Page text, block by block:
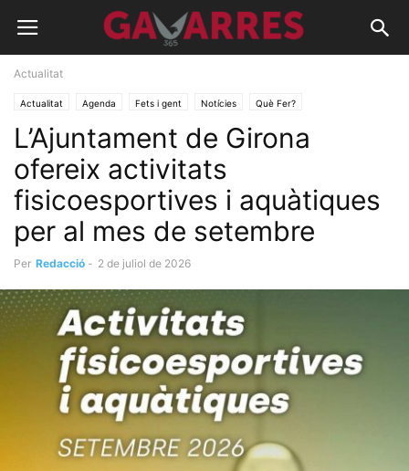
Actualitat
Actualitat Agenda Fets i gent Notícies Què Fer?
Recomanacions
L’Ajuntament de Girona
ofereix activitats
fisicoesportives i aquàtiques
per al mes de setembre
Per Redacció - 2 de juliol de 2026